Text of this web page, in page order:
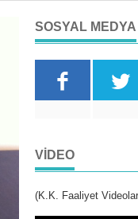
SOSYAL MEDYA
VIDEO
(K.K. Faaliyet